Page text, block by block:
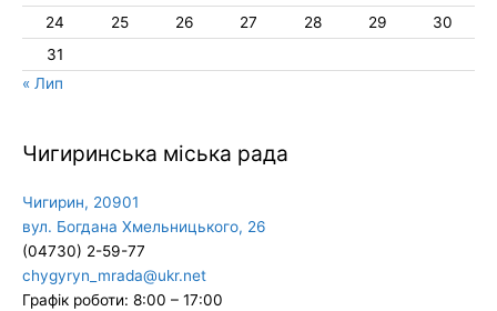
24
25 26 27 28 29
30
31
« Лип
Чигиринська міська рада
Чигирин, 20901
вул. Богдана Хмельницького, 26
(04730) 2-59-77
chygyryn_mrada@ukr.net
Графік роботи: 8:00 – 17:00